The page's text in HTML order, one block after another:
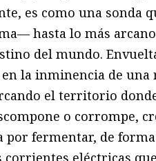
es como una sonda
hasta lo más
del mundo.
la inminencia de una
el territorio
o corrompe,
por fermentar, de
corrientes eléctricas